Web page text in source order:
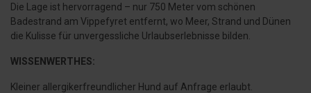
Die Lage ist hervorragend – nur 750 Meter vom schönen
Badestrand am Vippefyret entfernt, wo Meer, Strand und Dünen
die Kulisse für unvergessliche Urlaubserlebnisse bilden.
WISSENWERTHES:
Kleiner allergikerfreundlicher Hund auf Anfrage erlaubt.